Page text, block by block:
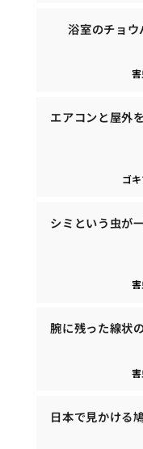
浴室のチョ
エアコンと屋外
ゴ
シミという虫が
腕に残った線状
日本で見かける